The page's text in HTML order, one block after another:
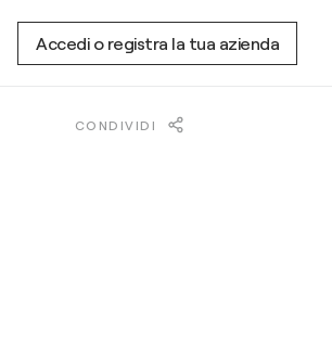
Accedi o registra la tua azienda
CONDIVIDI